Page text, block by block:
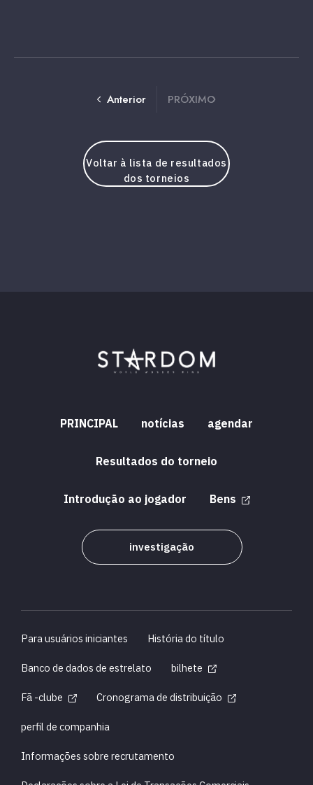
Anterior PRÓXIMO
Voltar à lista de resultados
dos torneios
PRINCIPAL notícias agendar
Resultados do torneio
Introdução ao jogador Bens
investigação
Para usuários iniciantes
História do título
Banco de dados de estrelato
bilhete
Fã -clube
Cronograma de distribuição
perfil de companhia
Informações sobre recrutamento